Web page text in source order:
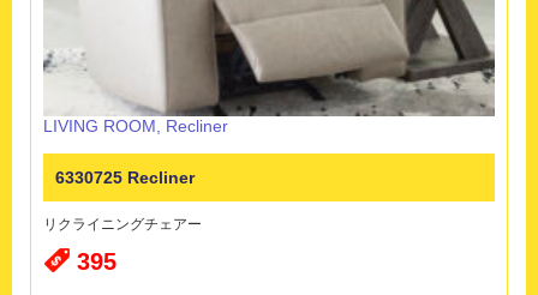
LIVING ROOM Recliner
6330725 Recliner
リクライニングチェアー
395